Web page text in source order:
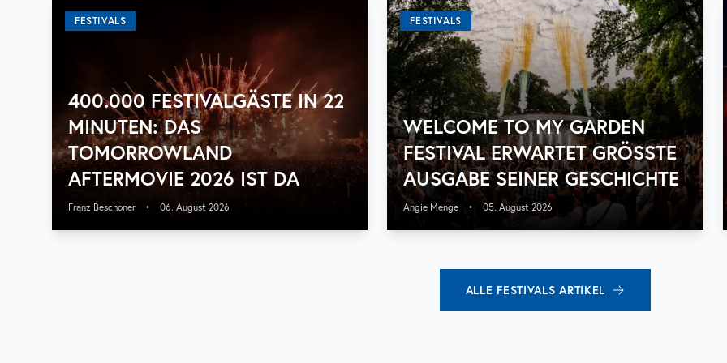
FESTIVALS
400.000 FESTIVALGÄSTE IN 22
MINUTEN: DAS
TOMORROWLAND
AFTERMOVIE 2026 IST DA
Franz Beschoner • 06. August 2026
FESTIVALS
WELCOME TO MY GARDEN
FESTIVAL ERWARTET GRÖSSTE A
USGABE SEINER GESCHICHTE
Angie Menge • 05. August 2026
ALLE FESTIVALS ARTIKEL